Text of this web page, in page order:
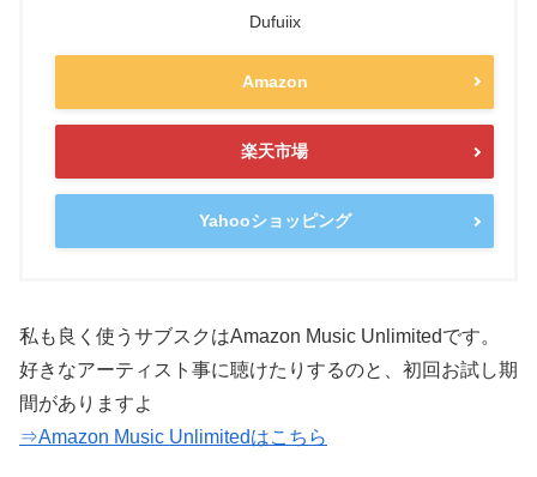
Dufuiix
Amazon
楽天市場
Yahooショッピング
私も良く使うサブスクはAmazon Music Unlimitedです。
好きなアーティスト事に聴けたりするのと、初回お試し期
間がありますよ
⇒Amazon Music Unlimitedはこちら